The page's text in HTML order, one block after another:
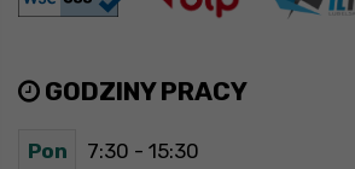
GODZINY PRACY
Pon 7:30 - 15:30